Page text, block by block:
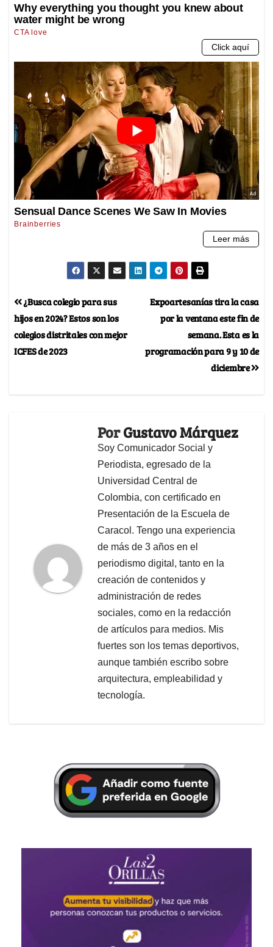
Expoartesanías tira la casa
por la ventana este fin de
semana. Esta es la
programación para 9 y 10 de
diciembre
¿Busca colegio para sus
hijos en 2024? Estos son los
colegios distritales con mejor
ICFES de 2023
PorGustavo Márquez
Soy Comunicador Social y
Periodista, egresado de la
Universidad Central de
Colombia, con certificado en
Presentación de la Escuela de
Caracol. Tengo una experiencia
de más de 3 años en el
periodismo digital, tanto en la
creación de contenidos y
administración de redes
sociales, como en la redacción
de artículos para medios. Mis
fuertes son los temas deportivos,
aunque también escribo sobre
arquitectura, empleabilidad y
tecnología.